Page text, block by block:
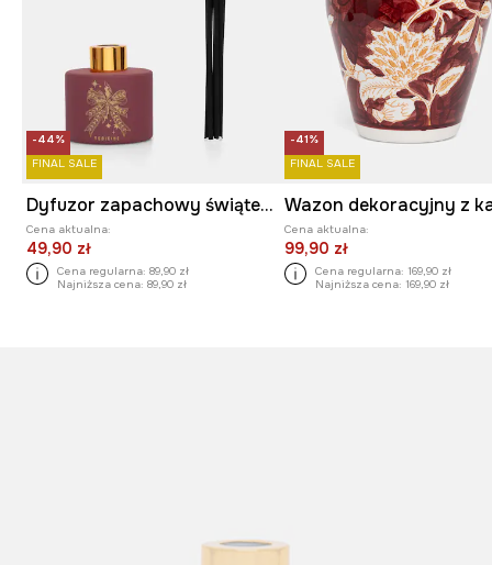
-44%
FINAL SALE
Dyfuzor zapachowy świąteczny Apple Cinnamon
Cena aktualna:
49,90 zł
Cena regularna: 89,90 zł
Najniższa cena: 89,90 zł
-41%
FINAL SALE
Cena aktualna:
99,90 zł
Cena regularna: 169,90 zł
Najniższa cena: 169,90 zł